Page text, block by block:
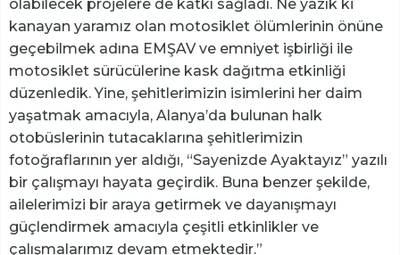
olabilecek projelere de katkı sağladı. Ne yazık ki
kanayan yaramız olan motosiklet ölümlerinin önüne
geçebilmek adına EMŞAV ve emniyet işbirliği ile
motosiklet sürücülerine kask dağıtma etkinliği
düzenledik. Yine, şehitlerimizin isimlerini her daim
yaşatmak amacıyla, Alanya’da bulunan halk
otobüslerinin tutacaklarına şehitlerimizin
fotoğraflarının yer aldığı, “Sayenizde Ayaktayız” yazılı
bir çalışmayı hayata geçirdik. Buna benzer şekilde,
ailelerimizi bir araya getirmek ve dayanışmayı
güçlendirmek amacıyla çeşitli etkinlikler ve
çalışmalarımız devam etmektedir.”